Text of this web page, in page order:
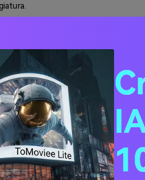
con la sovrapposizione 'WASTED':
negli angoli, effetto
cinematografico, drammatico
in stile GTA: opera d'arte
urbano, parete con graffiti verniciati
un rendering ufficiale di personaggi